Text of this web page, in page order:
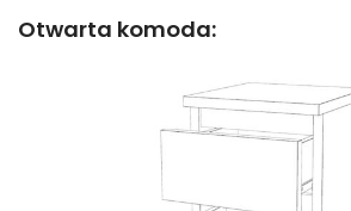
Otwarta komoda: